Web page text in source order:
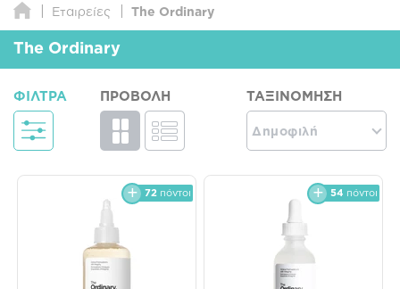
Εταιρείες The Ordinary
The Ordinary
ΦΊΛΤΡΑ ΠΡΟΒΟΛΉ ΤΑΞΙΝΌΜΗΣΗ
Δημοφιλή
72 πόντοι 54 πόντοι